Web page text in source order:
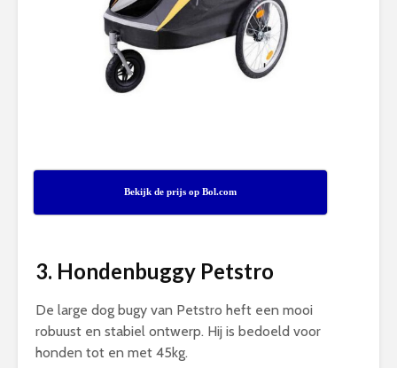
Bekijk de prijs op Bol.com
3. Hondenbuggy Petstro
De large dog bugy van Petstro heft een mooi
robuust en stabiel ontwerp. Hij is bedoeld voor
honden tot en met 45kg.